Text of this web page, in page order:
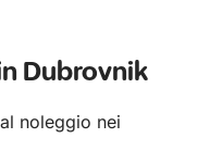
Dubrovnik
noleggio nei